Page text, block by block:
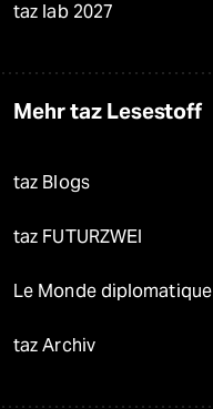
taz lab 2027
Mehr taz Lesestoff
taz Blogs
taz FUTURZWEI
Le Monde diplomatique
taz Archiv